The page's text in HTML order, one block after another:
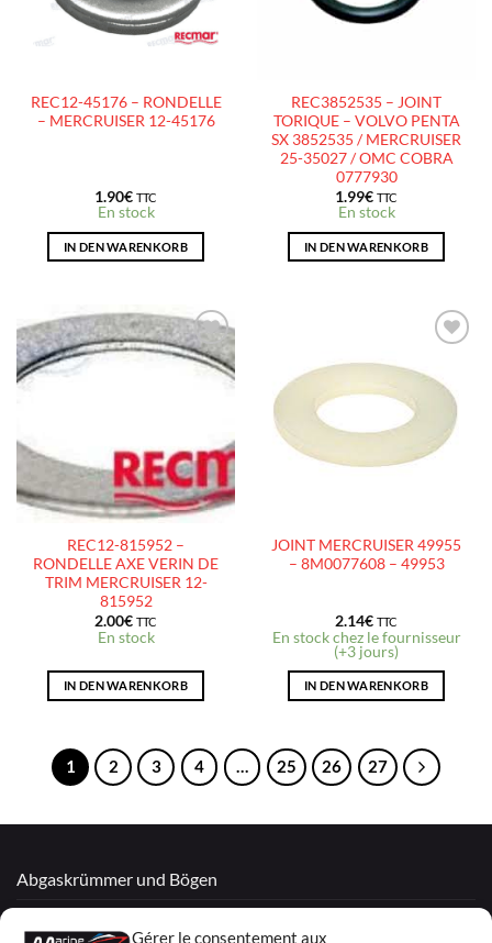
Gérer le consentement aux
REC12-45176 – RONDELLE
– MERCRUISER 12-45176
1.90€ TTC
En stock
IN DEN WARENKORB
REC3852535 – JOINT
TORIQUE – VOLVO PENTA
SX 3852535 / MERCRUISER
25-35027 / OMC COBRA
0777930
1.99€ TTC
En stock
IN DEN WARENKORB
AJOUTER
REC12-815952 –
RONDELLE AXE VERIN DE
TRIM MERCRUISER 12-
815952
2.00€ TTC
En stock
IN DEN WARENKORB
AJOUTER
À LA
D’ENVIES
JOINT MERCRUISER 49955
– 8M0077608 – 49953
2.14€ TTC
En stock chez le fournisseur
(+3 jours)
IN DEN WARENKORB
1 2 3 4 … 25 26 27
Abgaskrümmer und Bögen